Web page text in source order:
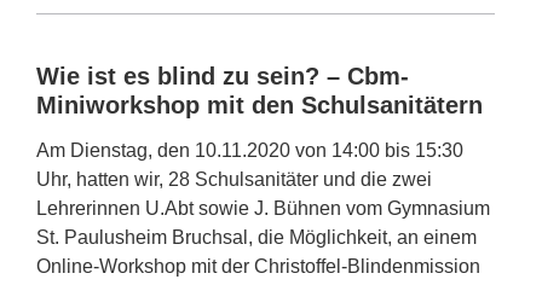
Wie ist es blind zu sein? – Cbm-
Miniworkshop mit den Schulsanitätern
Am Dienstag, den 10.11.2020 von 14:00 bis 15:30
Uhr, hatten wir, 28 Schulsanitäter und die zwei
Lehrerinnen U.Abt sowie J. Bühnen vom Gymnasium
St. Paulusheim Bruchsal, die Möglichkeit, an einem
Online-Workshop mit der Christoffel-Blindenmission